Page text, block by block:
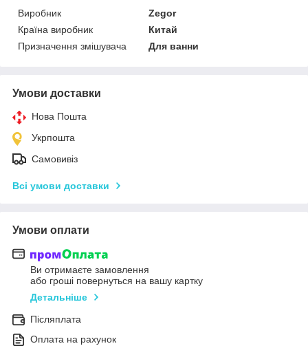
Виробник
Zegor
Країна виробник
Китай
Призначення змішувача
Для ванни
Умови доставки
Нова Пошта
Укрпошта
Самовивіз
Всі умови доставки
Умови оплати
Ви отримаєте замовлення
або гроші повернуться на вашу картку
Детальніше
Післяплата
Оплата на рахунок